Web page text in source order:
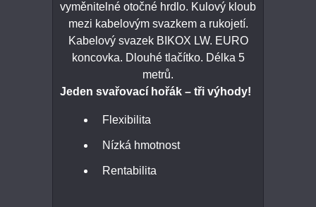
vyměnitelné otočné hrdlo. Kulový kloub
mezi kabelovým svazkem a rukojetí.
Kabelový svazek BIKOX LW. EURO
koncovka. Dlouhé tlačítko. Délka 5
metrů.
Jeden svařovací hořák – tři výhody!
Flexibilita
Nízká hmotnost
Rentabilita